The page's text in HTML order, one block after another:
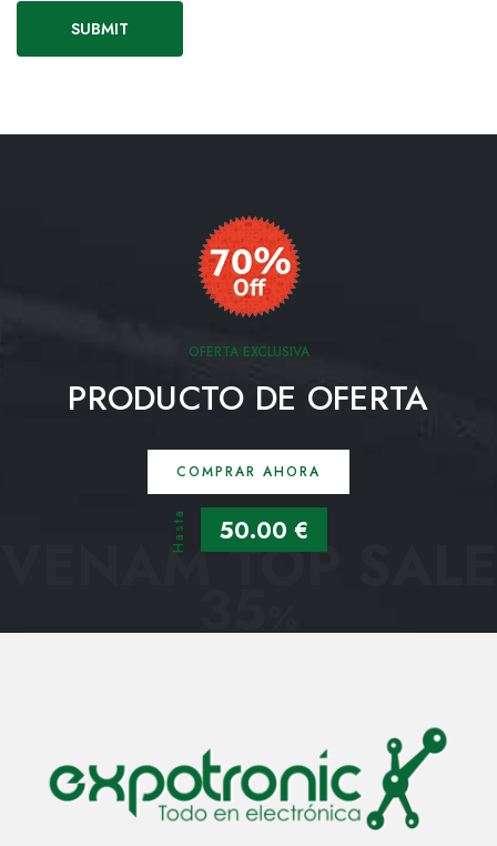
OFERTA EXCLUSIVA
PRODUCTO DE OFERTA
COMPRAR AHORA
Hasta 50.00 €
VENAM TOP SALE
35